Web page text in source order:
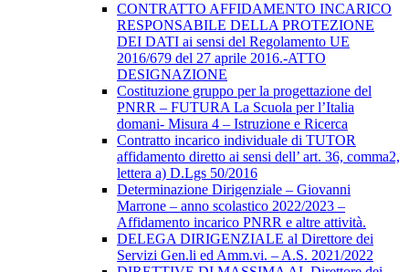
CONTRATTO AFFIDAMENTO INCARICO
RESPONSABILE DELLA PROTEZIONE
DEI DATI ai sensi del Regolamento UE
2016/679 del 27 aprile 2016.-ATTO
DESIGNAZIONE
Costituzione gruppo per la progettazione del
PNRR – FUTURA La Scuola per l’Italia
domani- Misura 4 – Istruzione e Ricerca
Contratto incarico individuale di TUTOR
affidamento diretto ai sensi dell’ art. 36, comma2,
lettera a) D.Lgs 50/2016
Determinazione Dirigenziale – Giovanni
Marrone – anno scolastico 2022/2023 –
Affidamento incarico PNRR e altre attività.
DELEGA DIRIGENZIALE al Direttore dei
Servizi Gen.li ed Amm.vi. – A.S. 2021/2022